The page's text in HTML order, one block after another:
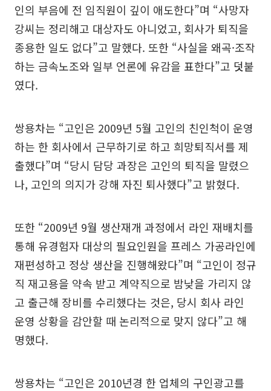
인의 부음에 전 임직원이 깊이 애도한다”며 “사망자
강씨는 정리해고 대상자도 아니었고, 회사가 퇴직을
종용한 일도 없다”고 말했다. 또한 “사실을 왜곡·조작
하는 금속노조와 일부 언론에 유감을 표한다”고 덧붙
였다.
쌍용차는 “고인은 2009년 5월 고인의 친인척이 운영
하는 한 회사에서 근무하기로 하고 희망퇴직서를 제
출했다”며 “당시 담당 과장은 고인의 퇴직을 말렸으
나, 고인의 의지가 강해 자진 퇴사했다”고 밝혔다.
또한 “2009년 9월 생산재개 과정에서 라인 재배치를
통해 유경험자 대상의 필요인원을 프레스 가공라인에
재편성하고 정상 생산을 진행해왔다”며 “고인이 정규
직 재고용을 약속 받고 계약직으로 밤낮을 가리지 않
고 출근해 장비를 수리했다는 것은, 당시 회사 라인
운영 상황을 감안할 때 논리적으로 맞지 않다”고 해
명했다.
쌍용차는 “고인은 2010년경 한 업체의 구인광고를